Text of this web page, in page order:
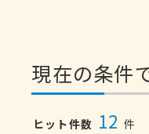
現在の条件
ヒット件数 12 件